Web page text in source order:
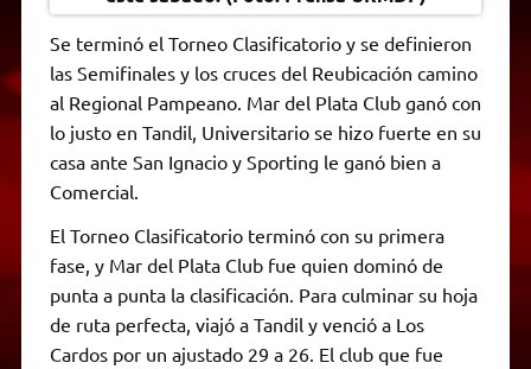
Se terminó el Torneo Clasificatorio y se definieron
las Semifinales y los cruces del Reubicación camino
al Regional Pampeano. Mar del Plata Club ganó con
lo justo en Tandil, Universitario se hizo fuerte en su
casa ante San Ignacio y Sporting le ganó bien a
Comercial.
El Torneo Clasificatorio terminó con su primera
fase, y Mar del Plata Club fue quien dominó de
punta a punta la clasificación. Para culminar su hoja
de ruta perfecta, viajó a Tandil y venció a Los
Cardos por un ajustado 29 a 26. El club que fue